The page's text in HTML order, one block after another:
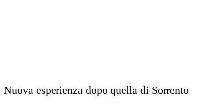
Nuova esperienza dopo quella di Sorrento